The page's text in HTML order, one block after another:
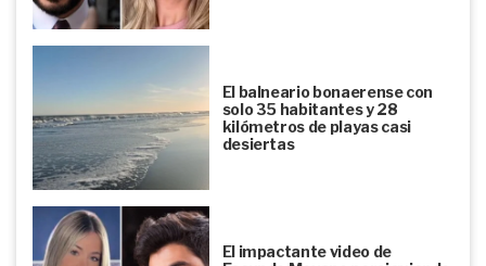
El balneario bonaerense con
solo 35 habitantes y 28
kilómetros de playas casi
desiertas
El impactante video de